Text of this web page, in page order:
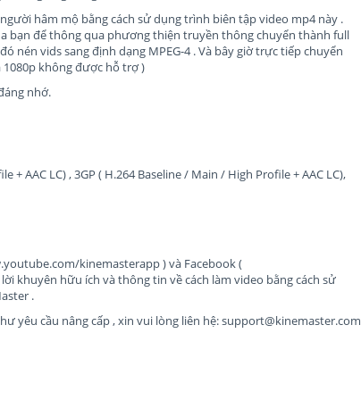
hâm mộ bằng cách sử dụng trình biên tập video mp4 này .
bạn để thông qua phương thiện truyền thông chuyển thành full
nén vids sang định dạng MPEG-4 . Và bây giờ trực tiếp chuyển
không được hỗ trợ )
nhớ.
AAC LC) , 3GP ( H.264 Baseline / Main / High Profile + AAC LC),
kinemasterapp ) và Facebook (
khuyên hữu ích và thông tin về cách làm video bằng cách sử
.
yêu cầu nâng cấp , xin vui lòng liên hệ:support@kinemaster.com